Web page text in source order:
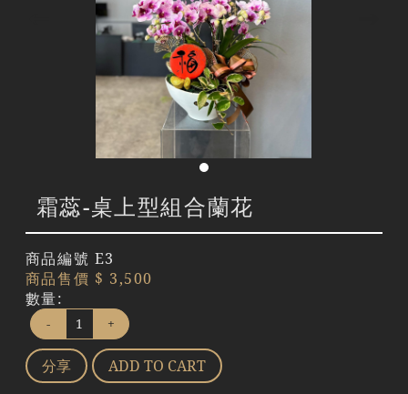
霜蕊-桌上型組合蘭花
商品編號 E3
商品售價 $ 3,500
數量:
- +
分享 ADD TO CART